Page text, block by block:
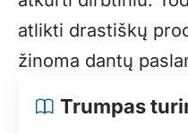
atlikti drastiškų
žinoma dantų
Trumpas